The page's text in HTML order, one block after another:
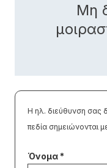
Μη
Η ηλ. διεύθυνση σας
πεδία σημειώνονται